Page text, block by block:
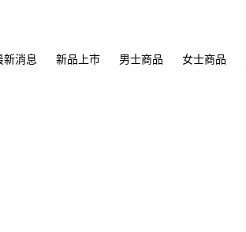
新消息 新品上市 男士商品 女士商品